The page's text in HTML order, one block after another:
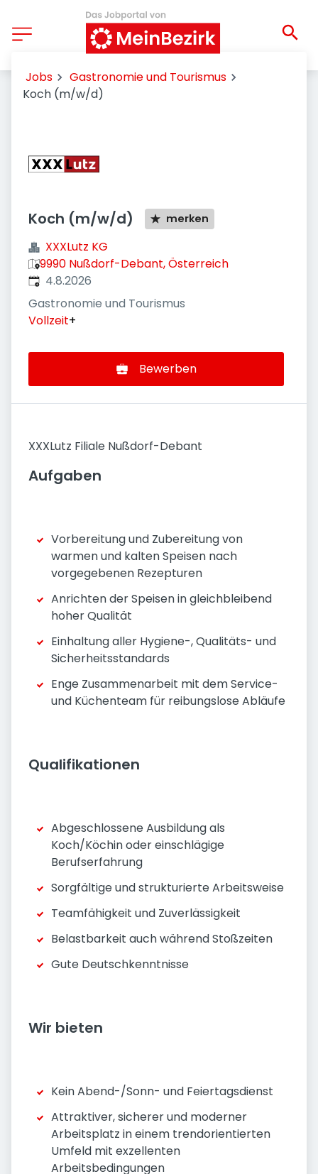
Jobs
Gastronomie und Tourismus
Koch (m/w/d)
Koch (m/w/d) merken
XXXLutz KG
9990 Nußdorf-Debant, Österreich
Veröffentlicht
4.8.2026
Gastronomie und Tourismus
Vollzeit+
Bewerben
XXXLutz Filiale Nußdorf-Debant
Aufgaben
Vorbereitung und Zubereitung von
warmen und kalten Speisen nach
vorgegebenen Rezepturen
Anrichten der Speisen in gleichbleibend
hoher Qualität
Einhaltung aller Hygiene-, Qualitäts- und
Sicherheitsstandards
Enge Zusammenarbeit mit dem Service-
und Küchenteam für reibungslose Abläufe
Qualifikationen
Abgeschlossene Ausbildung als
Koch/Köchin oder einschlägige
Berufserfahrung
Sorgfältige und strukturierte Arbeitsweise
Teamfähigkeit und Zuverlässigkeit
Belastbarkeit auch während Stoßzeiten
Gute Deutschkenntnisse
Wir bieten
Kein Abend-/Sonn- und Feiertagsdienst
Attraktiver, sicherer und moderner
Arbeitsplatz in einem trendorientierten
Umfeld mit exzellenten
Arbeitsbedingungen